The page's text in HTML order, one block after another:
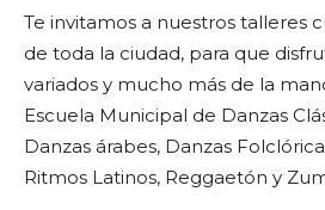
Te invitamos a nuestros talleres
de toda la ciudad, para que
variados y mucho más de la
Escuela Municipal de Danzas
Danzas árabes, Danzas
Ritmos Latinos, Reggaetón y